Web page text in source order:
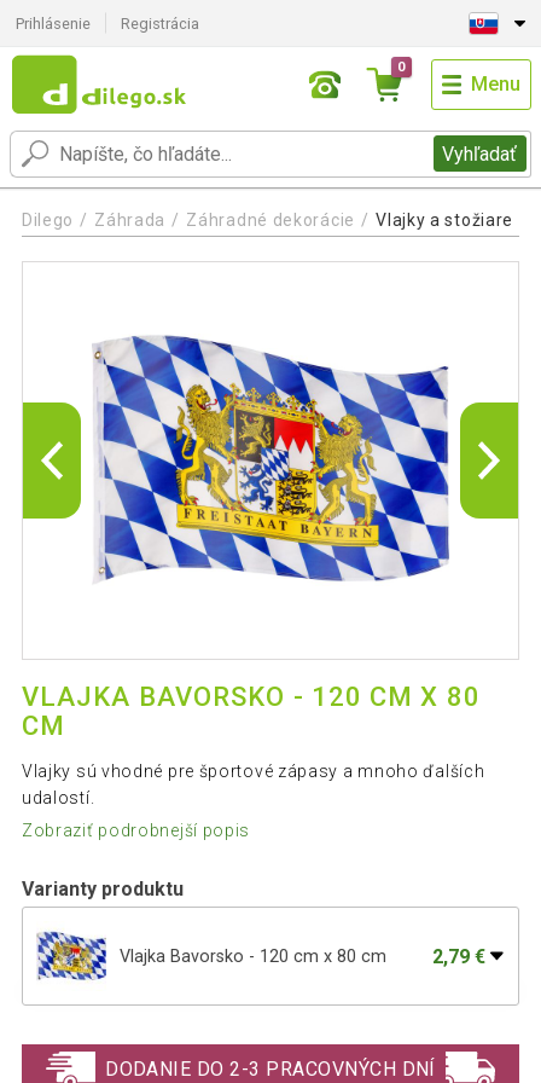
Prihlásenie Registrácia
Vyhľadať
0
Menu
Dilego Záhrada Záhradné dekorácie Vlajky a stožiare
VLAJKA BAVORSKO - 120 CM X 80
CM
Vlajky sú vhodné pre športové zápasy a mnoho ďalších
udalostí.
Zobraziť podrobnejší popis
Varianty produktu
Vlajka Bavorsko - 120 cm x 80 cm 2,79 €
cm
DODANIE DO 2-3 PRACOVNÝCH DNÍ